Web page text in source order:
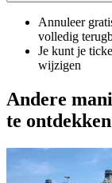
Annuleer
volledig
Je kunt je
wijzigen
Andere
te ontdekken